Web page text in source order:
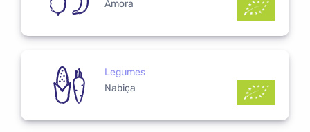
Amora
Legumes
Nabiça